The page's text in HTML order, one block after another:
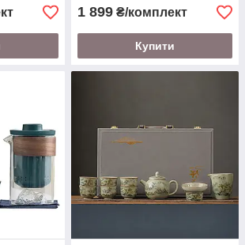
1 899 ₴/комплект
Купити